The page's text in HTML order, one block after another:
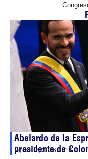
Abelardo de la
presidente de
agosto 7, 202618:16